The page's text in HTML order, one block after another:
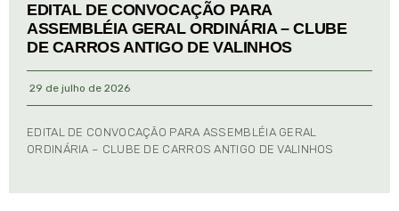
EDITAL DE CONVOCAÇÃO PARA
ASSEMBLÉIA GERAL ORDINÁRIA – CLUBE
DE CARROS ANTIGO DE VALINHOS
29 de julho de 2026
EDITAL DE CONVOCAÇÃO PARA ASSEMBLÉIA GERAL
ORDINÁRIA – CLUBE DE CARROS ANTIGO DE VALINHOS